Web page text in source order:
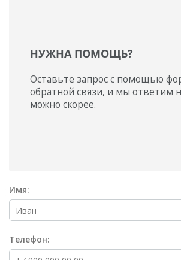
НУЖНА ПОМОЩЬ?
Оставьте запрос с помощью
обратной связи, и мы ответим
можно скорее.
Имя:
Телефон: